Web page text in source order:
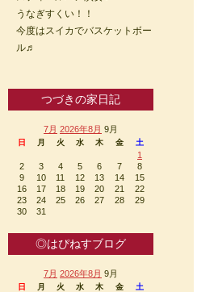
うなぎすくい！！
今度はスイカでバスケットボー
ル♬
つづきの家日記
7月 2026年8月 9月
日 月 火 水 木 金 土
1
2
3 4 5 6 7
8
9
10 11 12 13 14
15
16
17 18 19 20 21
22
23
24 25 26 27 28
29
30
31
◎はぴねすブログ
7月 2026年8月 9月
日 月 火 水 木 金 土